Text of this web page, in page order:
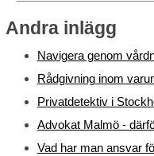
Andra inlägg
Navigera genom
Rådgivning inom
Privatdetektiv i
Advokat Malmö -
Vad har man ansvar